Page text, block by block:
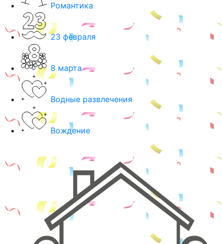
Романтика
23 февраля
8 марта
Водные развлечения
Вождение